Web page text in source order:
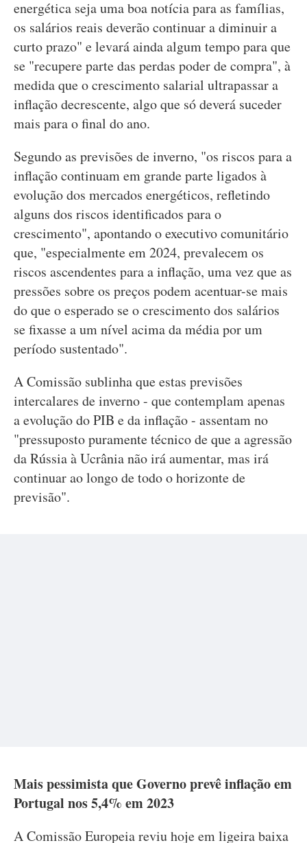
energética seja uma boa notícia para as famílias,
os salários reais deverão continuar a diminuir a
curto prazo" e levará ainda algum tempo para que
se "recupere parte das perdas poder de compra", à
medida que o crescimento salarial ultrapassar a
inflação decrescente, algo que só deverá suceder
mais para o final do ano.
Segundo as previsões de inverno, "os riscos para a
inflação continuam em grande parte ligados à
evolução dos mercados energéticos, refletindo
alguns dos riscos identificados para o
crescimento", apontando o executivo comunitário
que, "especialmente em 2024, prevalecem os
riscos ascendentes para a inflação, uma vez que as
pressões sobre os preços podem acentuar-se mais
do que o esperado se o crescimento dos salários
se fixasse a um nível acima da média por um
período sustentado".
A Comissão sublinha que estas previsões
intercalares de inverno - que contemplam apenas
a evolução do PIB e da inflação - assentam no
"pressuposto puramente técnico de que a agressão
da Rússia à Ucrânia não irá aumentar, mas irá
continuar ao longo de todo o horizonte de
previsão".
Mais pessimista que Governo prevê inflação em
Portugal nos 5,4% em 2023
A Comissão Europeia reviu hoje em ligeira baixa